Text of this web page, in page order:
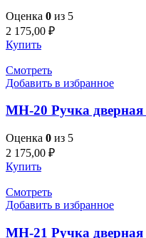
Оценка 0 из 5
2 175,00 ₽
Купить
Смотреть
Добавить в избранное
MH-20 Ручка
Оценка 0 из 5
2 175,00 ₽
Купить
Смотреть
Добавить в избранное
MH-21 Ручка